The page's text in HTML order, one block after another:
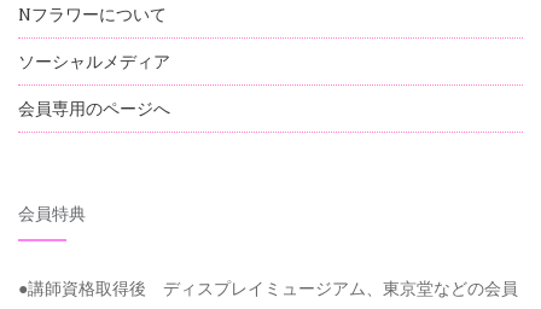
Nフラワーについて
ソーシャルメディア
会員専用のページへ
会員特典
●講師資格取得後 ディスプレイミュージアム、東京堂などの会員